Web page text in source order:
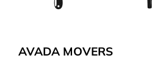
AVADA MOVERS